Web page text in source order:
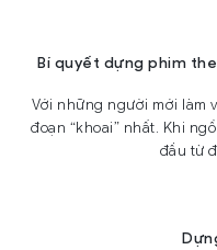
Bí quyết dựng phim
Với những người mới làm
đoạn “khoai” nhất. Khi
đầu từ